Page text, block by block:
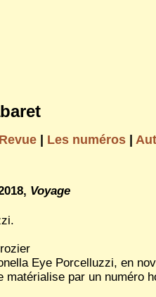
Les numéros
Voyage
Eye Porcelluzzi, en
matérialise par un numéro